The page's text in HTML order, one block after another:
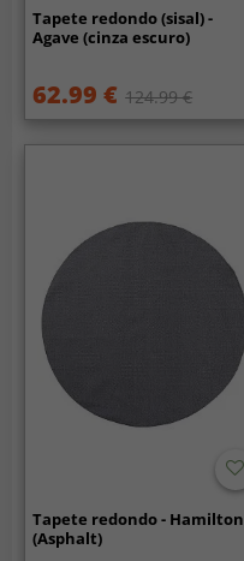
Tapete redondo (sisal) -
Agave (cinza escuro)
62.99 € 124.99 €
Tapete redondo - Hamilton
(Asphalt)